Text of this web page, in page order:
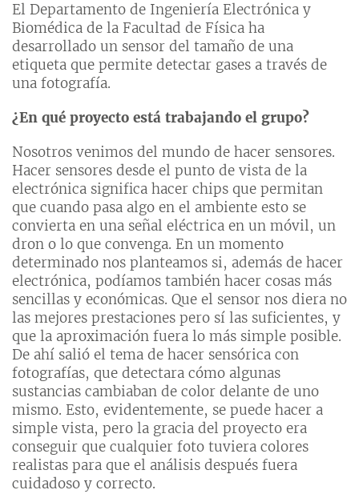
El Departamento de Ingeniería Electrónica y
Biomédica de la Facultad de Física ha
desarrollado un sensor del tamaño de una
etiqueta que permite detectar gases a través de
una fotografía.
¿En qué proyecto está trabajando el grupo?
Nosotros venimos del mundo de hacer sensores.
Hacer sensores desde el punto de vista de la
electrónica significa hacer chips que permitan
que cuando pasa algo en el ambiente esto se
convierta en una señal eléctrica en un móvil, un
dron o lo que convenga. En un momento
determinado nos planteamos si, además de hacer
electrónica, podíamos también hacer cosas más
sencillas y económicas. Que el sensor nos diera no
las mejores prestaciones pero sí las suficientes, y
que la aproximación fuera lo más simple posible.
De ahí salió el tema de hacer sensórica con
fotografías, que detectara cómo algunas
sustancias cambiaban de color delante de uno
mismo. Esto, evidentemente, se puede hacer a
simple vista, pero la gracia del proyecto era
conseguir que cualquier foto tuviera colores
realistas para que el análisis después fuera
cuidadoso y correcto.